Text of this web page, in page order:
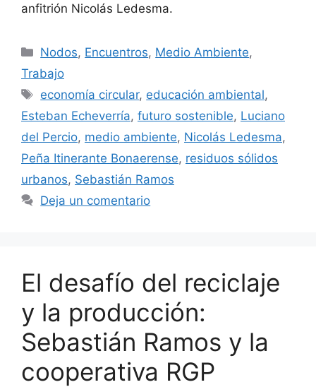
anfitrión Nicolás Ledesma.
Nodos, Encuentros, Medio Ambiente,
Trabajo
economía circular, educación ambiental,
Esteban Echeverría, futuro sostenible, Luciano
del Percio, medio ambiente, Nicolás Ledesma,
Peña Itinerante Bonaerense, residuos sólidos
urbanos, Sebastián Ramos
Deja un comentario
El desafío del reciclaje
y la producción:
Sebastián Ramos y la
cooperativa RGP